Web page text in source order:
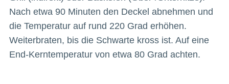
Nach etwa 90 Minuten den Deckel abnehmen und
die Temperatur auf rund 220 Grad erhöhen.
Weiterbraten, bis die Schwarte kross ist. Auf eine
End-Kerntemperatur von etwa 80 Grad achten.